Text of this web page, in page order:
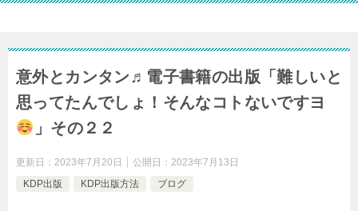
意外とカンタン♬電子書籍の出版「難しいと
思ってたんでしょ！そんなコトないですヨ
」その２２
更新日： 2023年7月20日 公開日： 2023年7月13日
KDP出版
KDP出版方法 ブログ